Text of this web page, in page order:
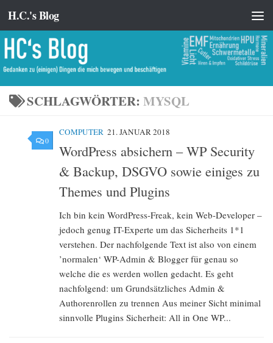
Zum Inhalt springen
H.C.'s Blog
SCHLAGWÖRTER: MYSQL
0
COMPUTER 21. JANUAR 2018
WordPress absichern – WP Security
& Backup, DSGVO sowie einiges zu
Themes und Plugins
Ich bin kein WordPress-Freak, kein Web-Developer –
jedoch genug IT-Experte um das Sicherheits 1*1
verstehen. Der nachfolgende Text ist also von einem
’normalen‘ WP-Admin & Blogger für genau so
welche die es werden wollen gedacht. Es geht
nachfolgend: um Grundsätzliches Admin &
Authorenrollen zu trennen Aus meiner Sicht minimal
sinnvolle Plugins Sicherheit: All in One WP...